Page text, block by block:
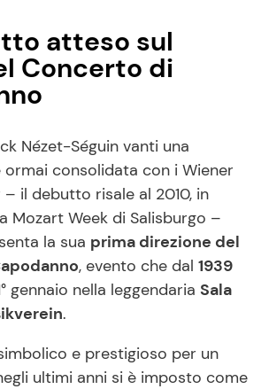
atteso sul
Concerto di
Nézet-Séguin vanti una
ormai consolidata con i Wiener
– il debutto risale al 2010, in
Mozart Week di Salisburgo –
la sua prima direzione del
, evento che dal 1939
gennaio nella leggendaria Sala
.
e prestigioso per un
ultimi anni si è imposto come